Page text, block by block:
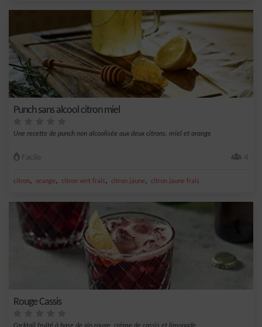
Punch sans alcool citron miel
Une recette de punch non alcoolisée aux deux citrons, miel et orange
Facile 4
citron, orange, citron vert frais, citron jaune, citron jaune frais
Rouge Cassis